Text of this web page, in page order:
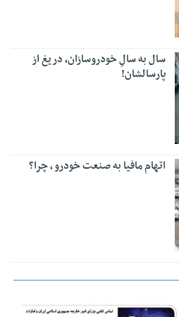
سال به سالِ خودروسازان، دریغ از
پارسالشان!
اتهام مافیا به صنعت خودرو ، چرا؟